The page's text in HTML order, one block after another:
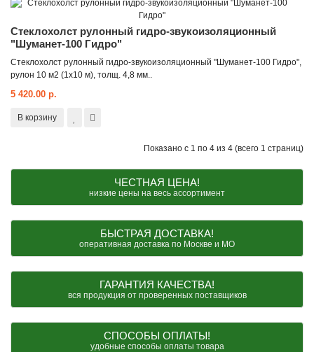
Стеклохолст рулонный гидро-звукоизоляционный
"Шуманет-100 Гидро"
Стеклохолст рулонный гидро-звукоизоляционный "Шуманет-100 Гидро",
рулон 10 м2 (1х10 м), толщ. 4,8 мм..
5 420.00 р.
В корзину
Показано с 1 по 4 из 4 (всего 1 страниц)
ЧЕСТНАЯ ЦЕНА!
низкие цены на весь ассортимент
БЫСТРАЯ ДОСТАВКА!
оперативная доставка по Москве и МО
ГАРАНТИЯ КАЧЕСТВА!
вся продукция от проверенных поставщиков
СПОСОБЫ ОПЛАТЫ!
удобные способы оплаты товара